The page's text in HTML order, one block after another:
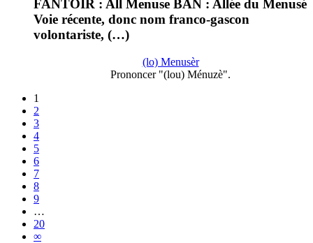
FANTOIR : All Menuse BAN : Allée du Menusé
Voie récente, donc nom franco-gascon
volontariste, (…)
(lo) Menusèr
Prononcer "(lou) Ménuzè".
1
2
3
4
5
6
7
8
9
…
20
∞